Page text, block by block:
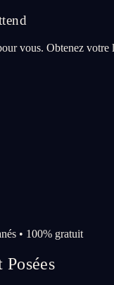
vous. Obtenez votre
• 100% gratuit